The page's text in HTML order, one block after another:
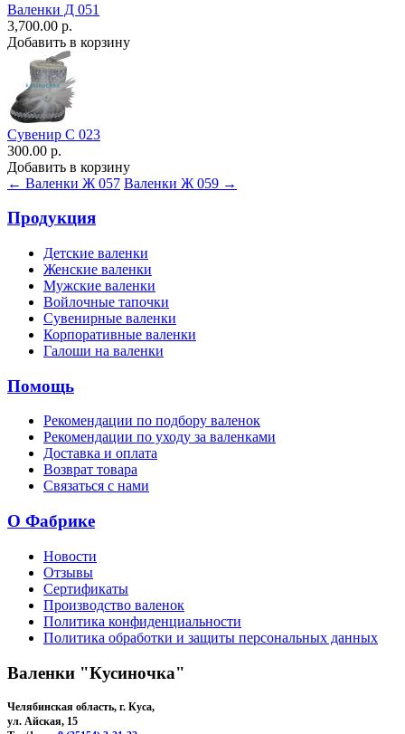
Валенки Д 051
3,700.00 р.
Добавить в корзину
Сувенир С 023
300.00 р.
Добавить в корзину
← Валенки Ж 057 Валенки Ж 059 →
Продукция
Детские валенки
Женские валенки
Мужские валенки
Войлочные тапочки
Сувенирные валенки
Корпоративные валенки
Галоши на валенки
Помощь
Рекомендации по подбору валенок
Рекомендации по уходу за валенками
Доставка и оплата
Возврат товара
Связаться с нами
О Фабрике
Новости
Отзывы
Сертификаты
Производство валенок
Политика конфиденциальности
Политика обработки и защиты персональных данных
Валенки "Кусиночка"
Челябинская область, г. Куса,
ул. Айская, 15